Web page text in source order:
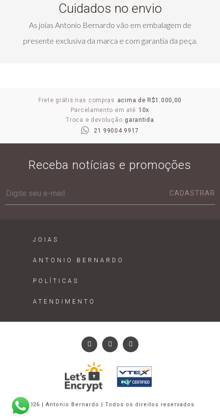
Cuidados no envio
As joias Antonio Bernardo vão em embalagem de
presente exclusiva da marca e com garantia da peça.
Frete grátis nas compras acima de R$1.000,00
Parcelamento em até 10x
Troca e devolução garantida
21 99004 9917
Receba notícias e promoções
CADASTRAR
JOIAS
ANTONIO BERNARDO
POLÍTICAS
ATENDIMENTO
2026 | Antonio Bernardo | Todos os direitos reservados